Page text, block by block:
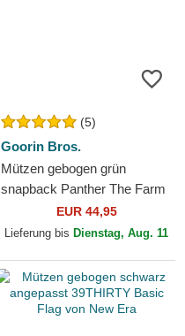
(5)
Goorin Bros.
Mützen gebogen grün
snapback Panther The Farm
Goorin Bros.EUR 44,95
Lieferung bis Dienstag, Aug. 11